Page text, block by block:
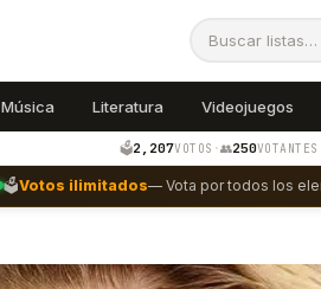
Música Literatura Videojuegos
🗳️2,207VOTOS ·👥250VOTANTES
🗳️Votos ilimitados— Vota por todos los